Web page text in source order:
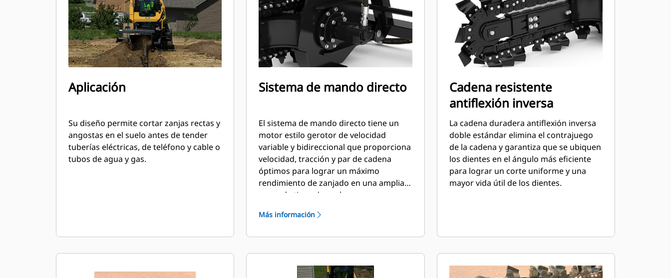
Aplicación
Su diseño permite cortar zanjas rectas y
angostas en el suelo antes de tender
tuberías eléctricas, de teléfono y cable o
tubos de agua y gas.
Sistema de mando directo
El sistema de mando directo tiene un
motor estilo gerotor de velocidad
variable y bidireccional que proporciona
velocidad, tracción y par de cadena
óptimos para lograr un máximo
rendimiento de zanjado en una amplia
gama de tipos de suelos.
Más información
Cadena resistente
antiflexión inversa
La cadena duradera antiflexión inversa
doble estándar elimina el contrajuego
de la cadena y garantiza que se ubiquen
los dientes en el ángulo más eficiente
para lograr un corte uniforme y una
mayor vida útil de los dientes.